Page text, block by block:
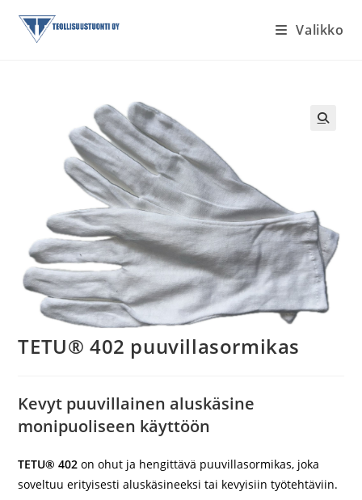
suoraan
Valikko
TETU® 402 puuvillasormikas
Kevyt puuvillainen aluskäsine
monipuoliseen käyttöön
TETU® 402 on ohut ja hengittävä puuvillasormikas, joka
soveltuu erityisesti aluskäsineeksi tai kevyisiin työtehtäviin.